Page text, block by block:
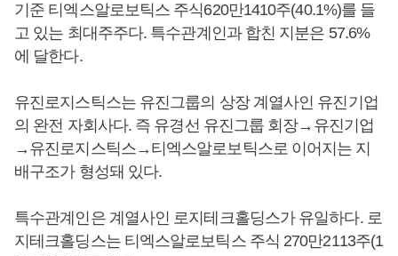
기준 티엑스알로보틱스 주식620만1410주(40.1%)를 들
고 있는 최대주주다. 특수관계인과 합친 지분은 57.6%
에 달한다.
유진로지스틱스는 유진그룹의 상장 계열사인 유진기업
의 완전 자회사다. 즉 유경선 유진그룹 회장→유진기업
→유진로지스틱스→티엑스알로보틱스로 이어지는 지
배구조가 형성돼 있다.
특수관계인은 계열사인 로지테크홀딩스가 유일하다. 로
지테크홀딩스는 티엑스알로보틱스 주식 270만2113주(1